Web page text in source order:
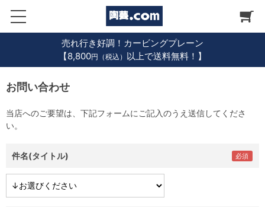
売れ行き好調！カービングプレーン
【8,800円（税込） 以上で送料無料！】
お問い合わせ
当店へのご要望は、下記フォームにご記入のうえ送信してくださ
い。
件名(タイトル)